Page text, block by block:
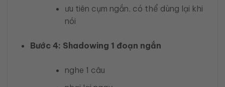
ưu tiên cụm ngắn, có thể dùng lại khi
nói
Bước 4: Shadowing 1 đoạn ngắn
nghe 1 câu